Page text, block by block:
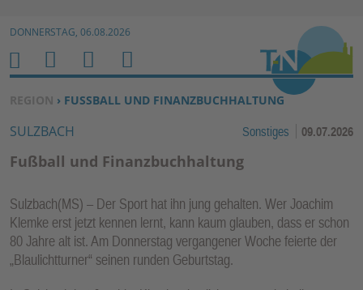
Zum Inhalt springen ↓
DONNERSTAG, 06.08.2026
SIE BEFINDEN SICH HIER:
REGION › FUSSBALL UND FINANZBUCHHALTUNG
SULZBACH Sonstiges 09.07.2026
Fußball und Finanzbuchhaltung
Sulzbach(MS) – Der Sport hat ihn jung gehalten. Wer Joachim
Klemke erst jetzt kennen lernt, kann kaum glauben, dass er schon
80 Jahre alt ist. Am Donnerstag vergangener Woche feierte der
„Blaulichtturner“ seinen runden Geburtstag.
H
O
M
E
M
E
N
U
S
U
E
B
E
T
E
R
F
U
N